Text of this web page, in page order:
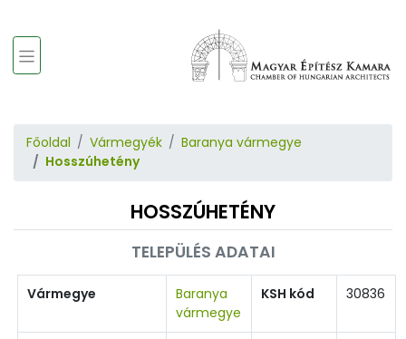
Főoldal Vármegyék
Baranya vármegye
Hosszúhetény
HOSSZÚHETÉNY
TELEPÜLÉS ADATAI
Vármegye
Baranya
vármegye
KSH kód 30836